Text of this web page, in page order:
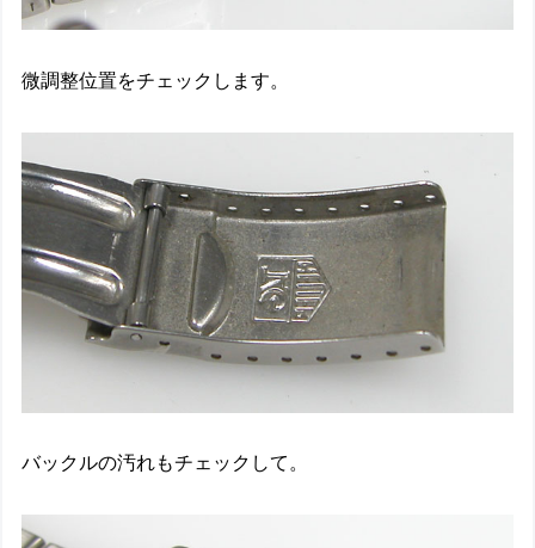
微調整位置をチェックします。
バックルの汚れもチェックして。